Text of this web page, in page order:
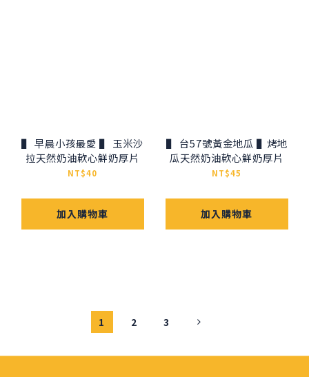
▌ 早晨小孩最愛 ▌ 玉米沙
拉天然奶油軟心鮮奶厚片
NT$40
加入購物車
▌ 台57號黃金地瓜 ▌烤地
瓜天然奶油軟心鮮奶厚片
NT$45
加入購物車
1 2 3